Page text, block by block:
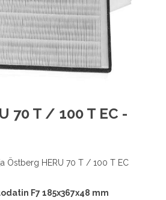
70 T / 100 T EC -
Östberg HERU 70 T / 100 T EC
F7 185x367x48 mm